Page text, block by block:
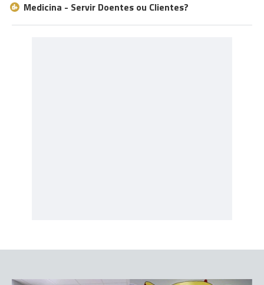
Medicina - Servir Doentes ou Clientes?